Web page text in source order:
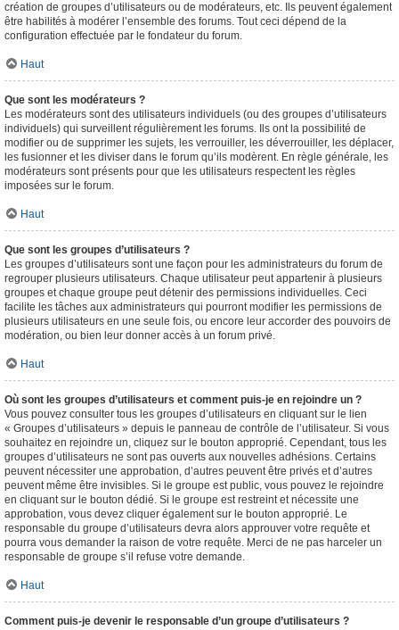
création de groupes d’utilisateurs ou de modérateurs, etc. Ils peuvent également
être habilités à modérer l’ensemble des forums. Tout ceci dépend de la
configuration effectuée par le fondateur du forum.
Haut
Que sont les modérateurs ?
Les modérateurs sont des utilisateurs individuels (ou des groupes d’utilisateurs
individuels) qui surveillent régulièrement les forums. Ils ont la possibilité de
modifier ou de supprimer les sujets, les verrouiller, les déverrouiller, les déplacer,
les fusionner et les diviser dans le forum qu’ils modèrent. En règle générale, les
modérateurs sont présents pour que les utilisateurs respectent les règles
imposées sur le forum.
Haut
Que sont les groupes d’utilisateurs ?
Les groupes d’utilisateurs sont une façon pour les administrateurs du forum de
regrouper plusieurs utilisateurs. Chaque utilisateur peut appartenir à plusieurs
groupes et chaque groupe peut détenir des permissions individuelles. Ceci
facilite les tâches aux administrateurs qui pourront modifier les permissions de
plusieurs utilisateurs en une seule fois, ou encore leur accorder des pouvoirs de
modération, ou bien leur donner accès à un forum privé.
Haut
Où sont les groupes d’utilisateurs et comment puis-je en rejoindre un ?
Vous pouvez consulter tous les groupes d’utilisateurs en cliquant sur le lien
« Groupes d’utilisateurs » depuis le panneau de contrôle de l’utilisateur. Si vous
souhaitez en rejoindre un, cliquez sur le bouton approprié. Cependant, tous les
groupes d’utilisateurs ne sont pas ouverts aux nouvelles adhésions. Certains
peuvent nécessiter une approbation, d’autres peuvent être privés et d’autres
peuvent même être invisibles. Si le groupe est public, vous pouvez le rejoindre
en cliquant sur le bouton dédié. Si le groupe est restreint et nécessite une
approbation, vous devez cliquer également sur le bouton approprié. Le
responsable du groupe d’utilisateurs devra alors approuver votre requête et
pourra vous demander la raison de votre requête. Merci de ne pas harceler un
responsable de groupe s’il refuse votre demande.
Haut
Comment puis-je devenir le responsable d’un groupe d’utilisateurs ?